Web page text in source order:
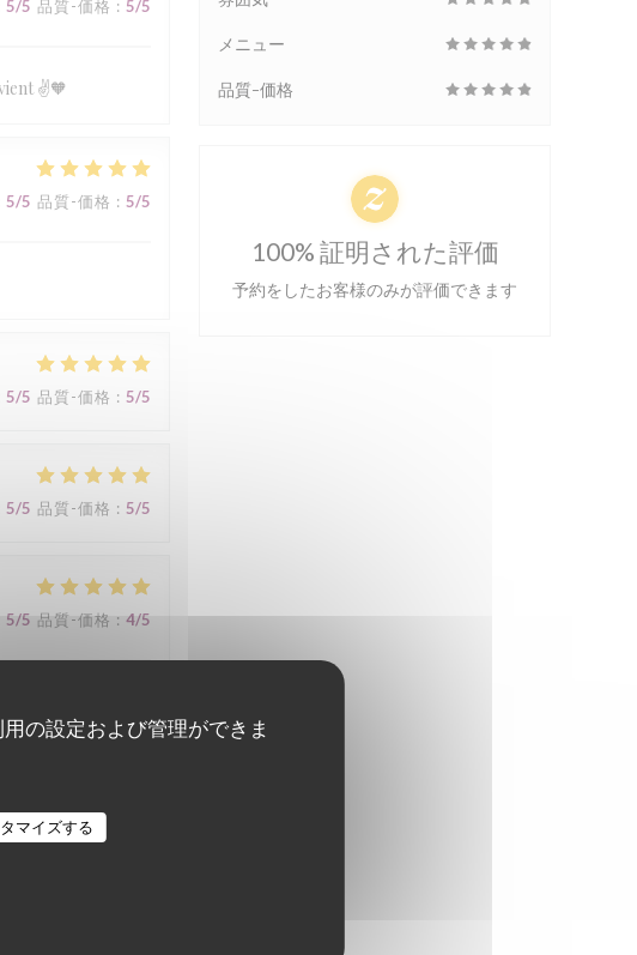
の設定および管理ができま
マイズする
5/5 品質-価格 : 5/5
✌️🧡
5/5 品質-価格 : 5/5
5/5 品質-価格 : 5/5
5/5 品質-価格 : 5/5
5/5 品質-価格 : 4/5
4/5 品質-価格
メニュー
品質-価格
100% 証明された評価
予約をしたお客様のみが評価できます